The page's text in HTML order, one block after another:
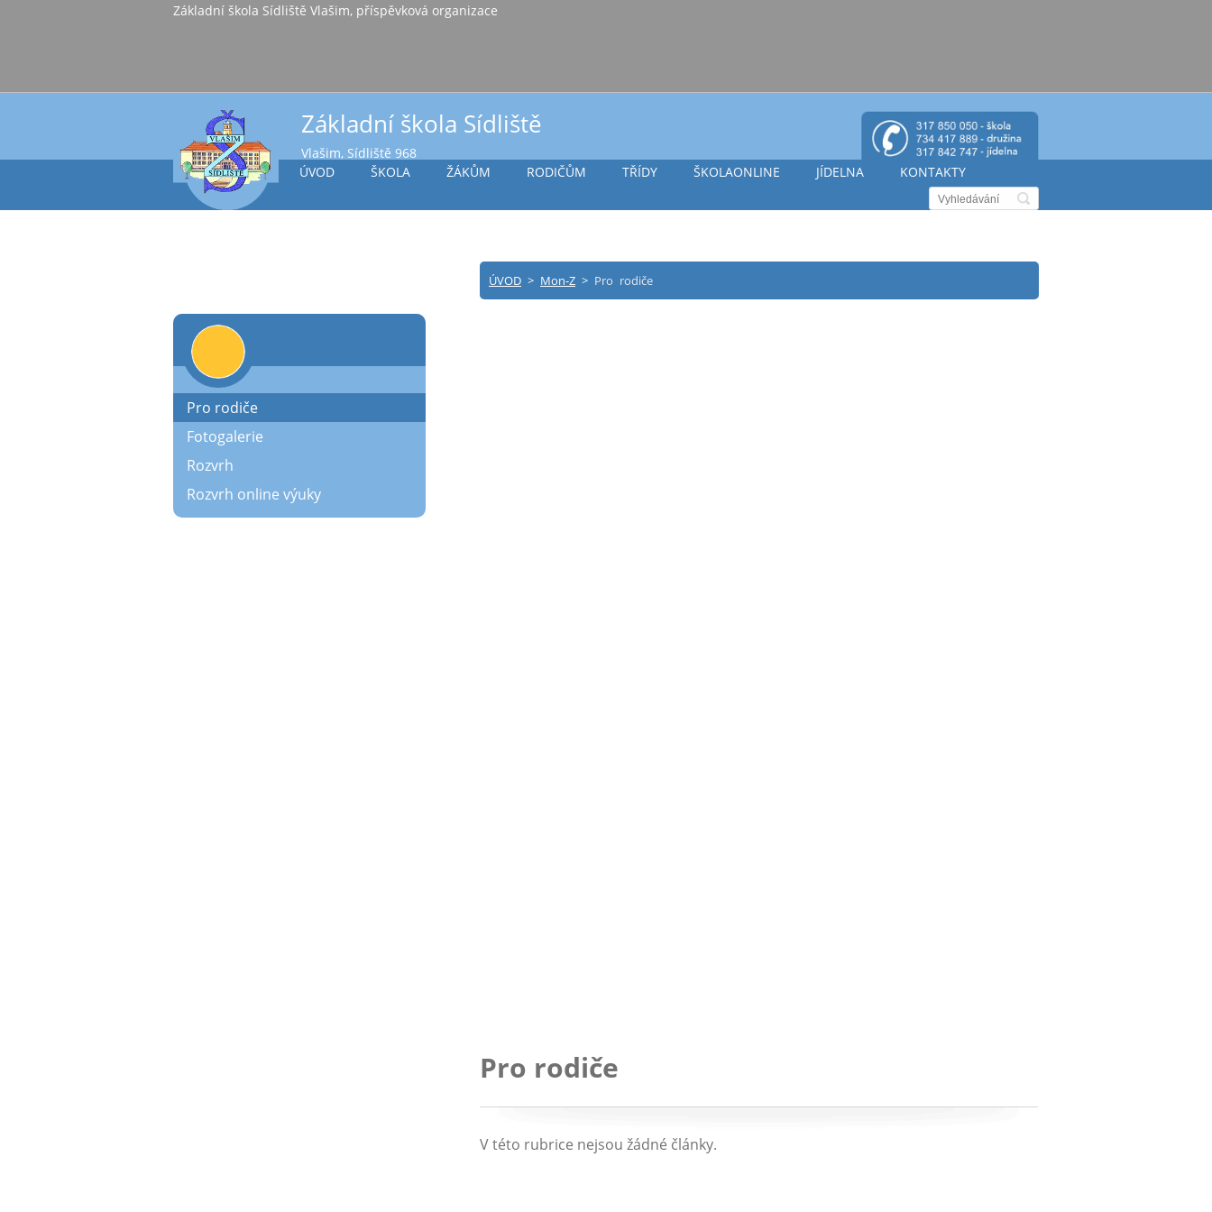
Základní škola Sídliště Vlašim, příspěvková organizace
Základní škola Sídliště
Vlašim, Sídliště 968
ÚVOD
ŠKOLA ŽÁKŮM RODIČŮM TŘÍDY ŠKOLAONLINE JÍDELNA KONTAKTY
ÚVOD > Mon-Z > Pro rodiče
Pro rodiče
V této rubrice nejsou žádné články.
Pro rodiče
Fotogalerie
Rozvrh
Rozvrh online výuky